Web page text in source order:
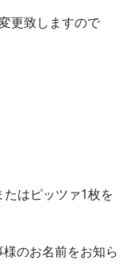
更致しますので
はピッツァ1枚を
のお名前をお知ら